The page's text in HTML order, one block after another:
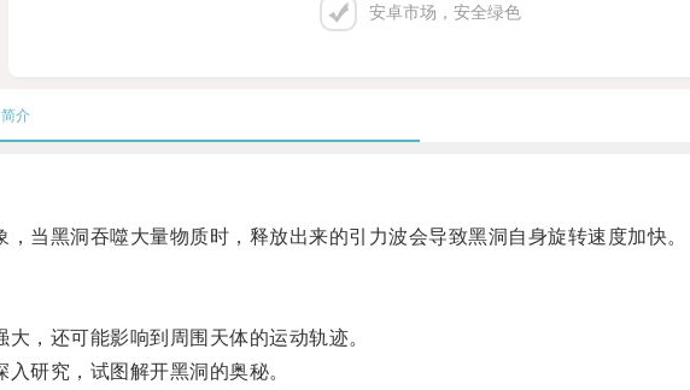
安卓市场，安全绿色
简介
黑洞吞噬大量物质时，释放出来的引力波会导致黑洞自身旋转速度加快。
，还可能影响到周围天体的运动轨迹。
研究，试图解开黑洞的奥秘。